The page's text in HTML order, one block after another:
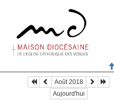
Août 2018
Aujourd'hui